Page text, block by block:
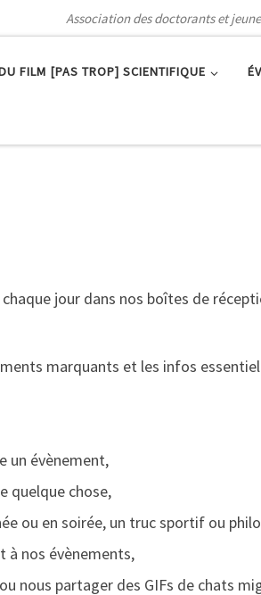
Association des doctorants et
FILM [PAS TROP] SCIENTIFIQUE
jour dans nos boîtes de
marquants et les infos
un évènement,
quelque chose,
ou en soirée, un truc sportif ou
à nos évènements,
nous partager des GIFs de chats